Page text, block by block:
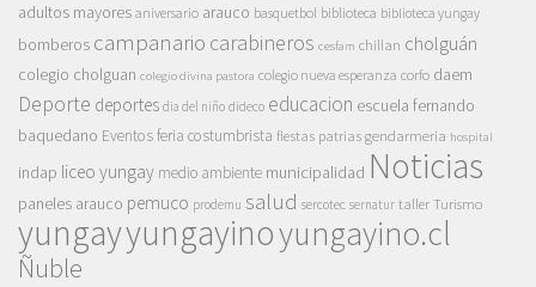
adultos mayores aniversario arauco basquetbol biblioteca biblioteca yungay
bomberos campanario carabineros cesfam chillan cholguán
colegio cholguan colegio divina pastora colegio nueva esperanza corfo daem
Deporte deportes dia del niño dideco educacion escuela fernando
baquedano Eventosferia costumbrista fiestas patrias gendarmeria hospital
indap liceo yungay medio ambiente municipalidad Noticias
paneles arauco pemuco prodemu salud sercotec sernatur taller Turismo
yungayyungayinoyungayino.cl
Ñuble